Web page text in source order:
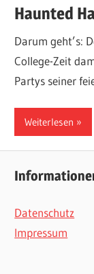
Haunted
Darum geht’s:
College-Zeit
Partys seiner
Weiterlesen
Datenschutz
Impressum